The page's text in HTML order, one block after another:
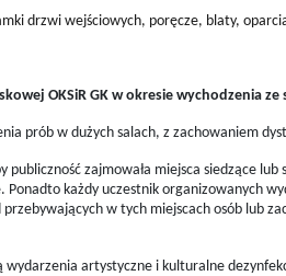
drzwi wejściowych, poręcze, blaty,
OKSiR GK w okresie wychodzenia ze
prób w dużych salach, z zachowaniem
zajmowała miejsca siedzące lub
każdy uczestnik organizowanych
w tych miejscach osób lub
artystyczne i kulturalne